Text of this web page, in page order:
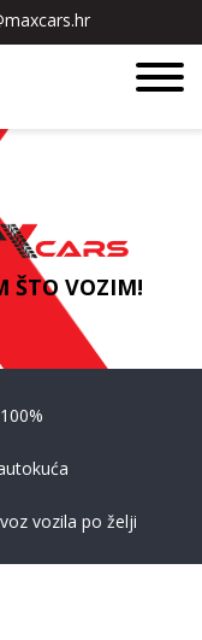
ŠTO VOZIM!
vozila po želji